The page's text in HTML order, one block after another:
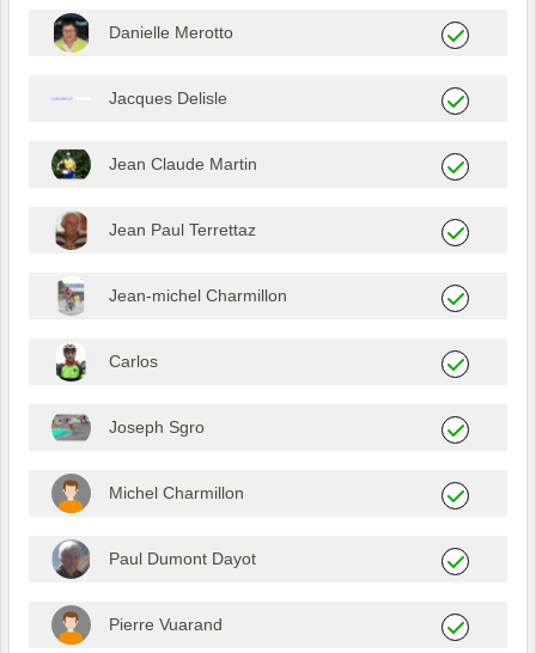
Danielle Merotto
Jacques Delisle
Jean Claude Martin
Jean Paul Terrettaz
Jean-michel Charmillon
Carlos
Joseph Sgro
Michel Charmillon
Paul Dumont Dayot
Pierre Vuarand